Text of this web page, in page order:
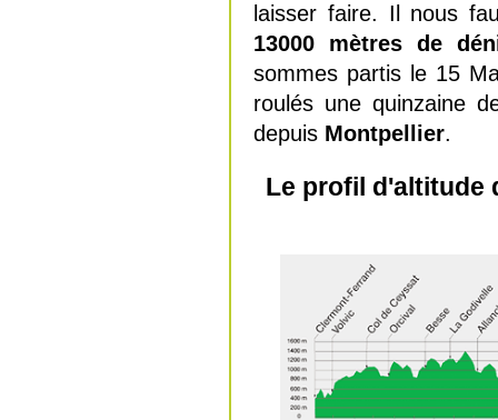
laisser faire. Il nous
13000 mètres de
sommes partis le 15
roulés une quinzaine
depuis Montpellier.
Le profil d'altitude